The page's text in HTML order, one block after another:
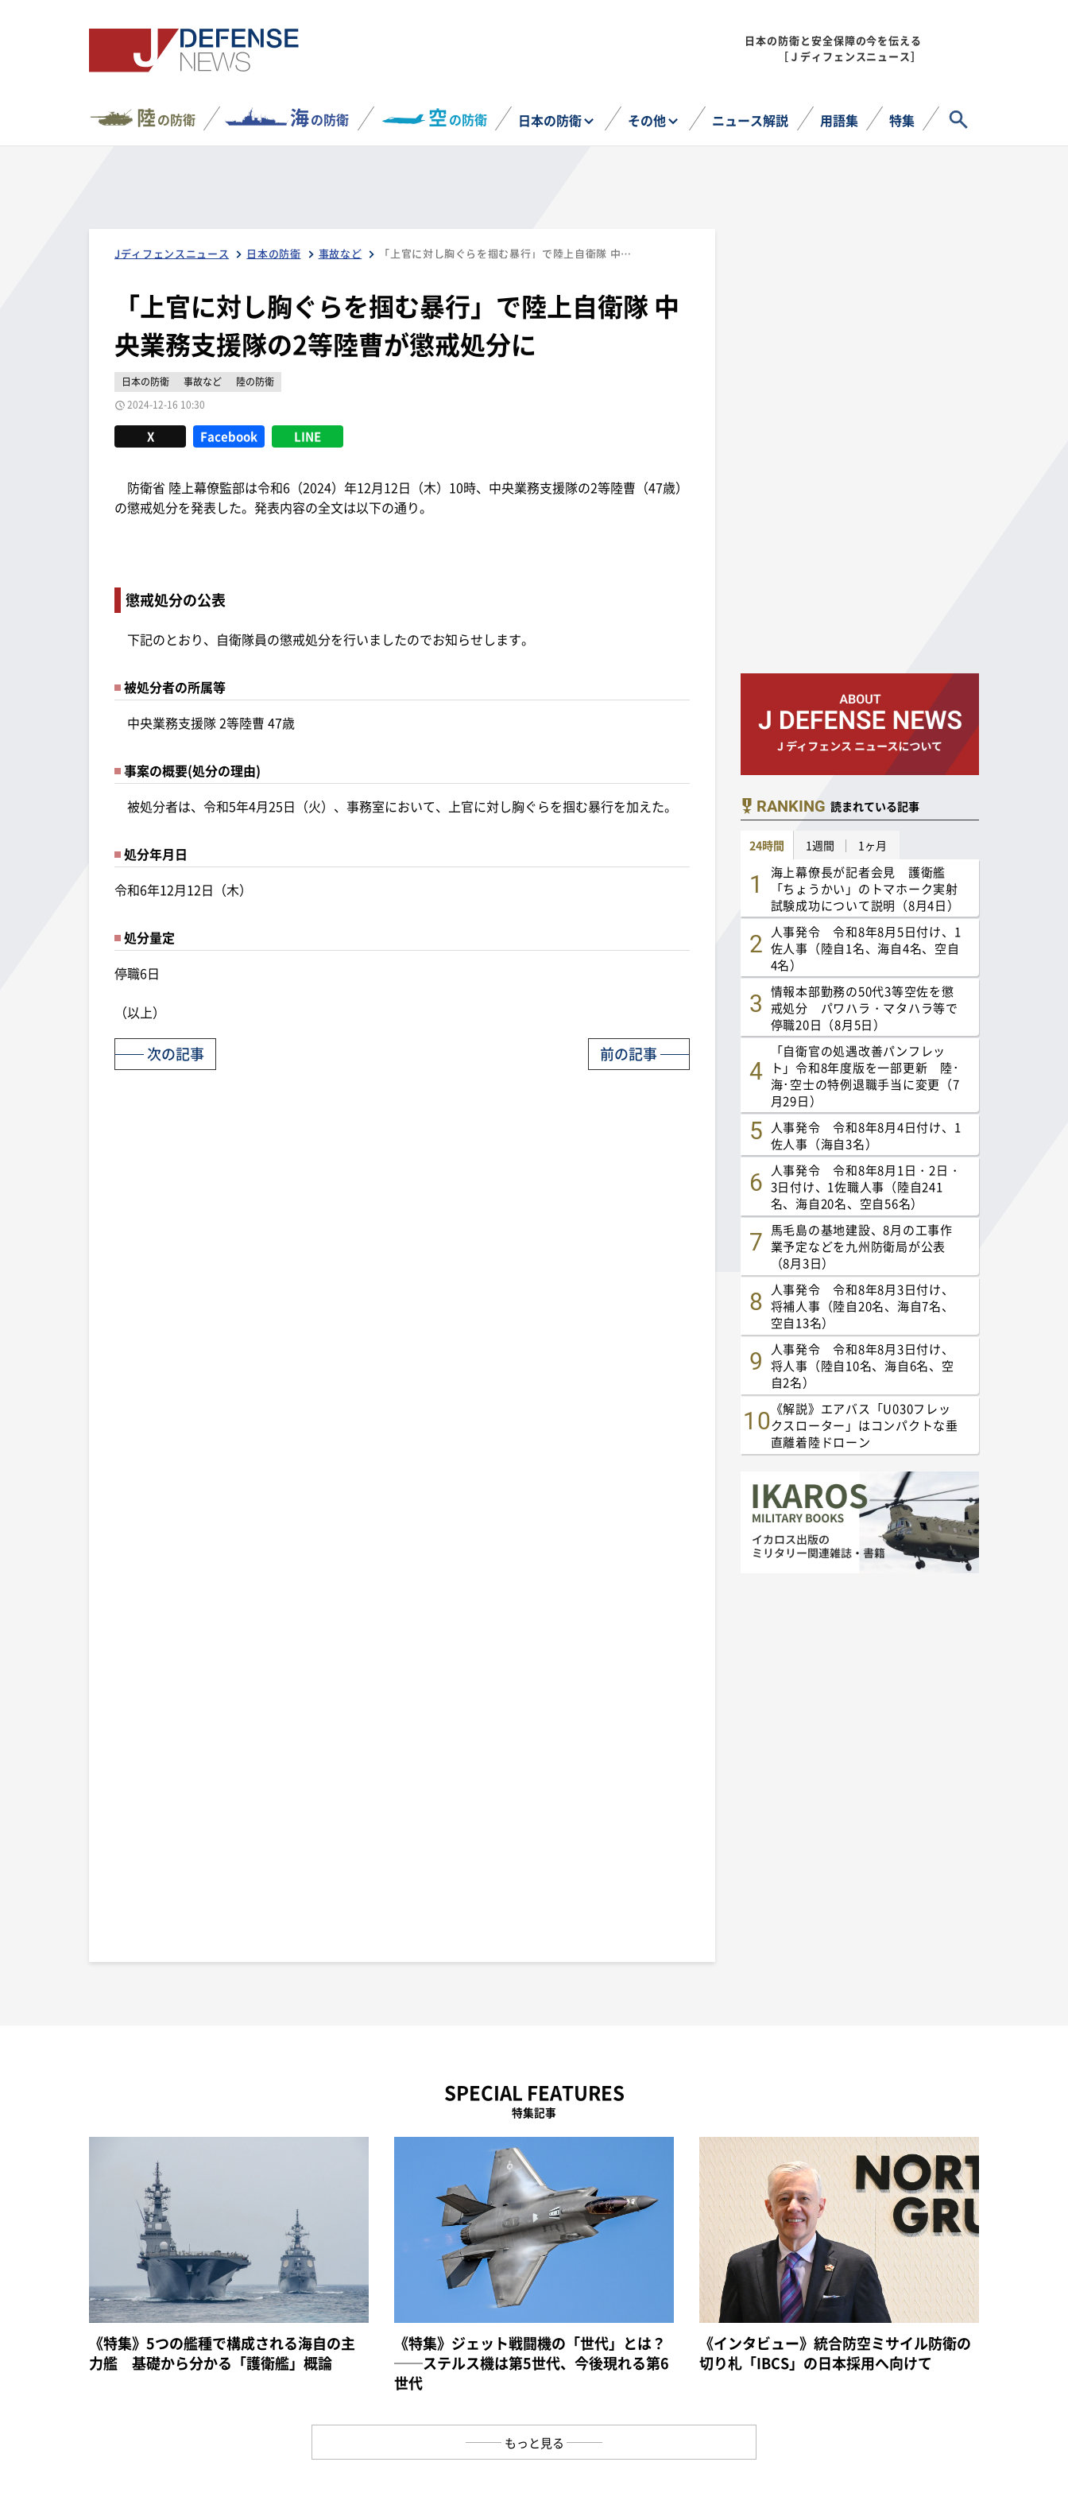
日本の防衛と安全保障の今を伝える
［Ｊディフェンスニュース］
陸の防衛 海の防衛 空の防衛 日本の防衛 その他 ニュース解説 用語集 特集
Jディフェンスニュース 日本の防衛 事故など 「上官に対し胸ぐらを掴む暴行」で陸上自衛隊 中央業務支援隊の2等陸曹が懲戒処分に
「上官に対し胸ぐらを掴む暴行」で陸上自衛隊 中
央業務支援隊の2等陸曹が懲戒処分に
日本の防衛 事故など
陸の防衛
2024-12-16 10:30
X Facebook LINE
防衛省 陸上幕僚監部は令和6（2024）年12月12日（木）10時、中央業務支援隊の2等陸曹（47歳）
の懲戒処分を発表した。発表内容の全文は以下の通り。
懲戒処分の公表
下記のとおり、自衛隊員の懲戒処分を行いましたのでお知らせします。
被処分者の所属等
中央業務支援隊 2等陸曹 47歳
事案の概要(処分の理由)
被処分者は、令和5年4月25日（火）、事務室において、上官に対し胸ぐらを掴む暴行を加えた。
処分年月日
令和6年12月12日（木）
処分量定
停職6日
（以上）
前の記事
次の記事
RANKING 読まれている記事
24時間 1週間 1ヶ月
海上幕僚長が記者会見 護衛艦
「ちょうかい」のトマホーク実射
試験成功について説明（8月4日）
人事発令 令和8年8月5日付け、1
佐人事（陸自1名、海自4名、空自
4名）
情報本部勤務の50代3等空佐を懲
戒処分 パワハラ・マタハラ等で
停職20日（8月5日）
「自衛官の処遇改善パンフレッ
ト」令和8年度版を一部更新 陸･
海･空士の特例退職手当に変更（7
月29日）
人事発令 令和8年8月4日付け、1
佐人事（海自3名）
人事発令 令和8年8月1日・2日・
3日付け、1佐職人事（陸自241
名、海自20名、空自56名）
馬毛島の基地建設、8月の工事作
業予定などを九州防衛局が公表
（8月3日）
人事発令 令和8年8月3日付け、
将補人事（陸自20名、海自7名、
空自13名）
人事発令 令和8年8月3日付け、
将人事（陸自10名、海自6名、空
自2名）
《解説》エアバス「U030フレッ
クスローター」はコンパクトな垂
直離着陸ドローン
SPECIAL FEATURES
特集記事
《特集》5つの艦種で構成される海自の主
力艦 基礎から分かる「護衛艦」概論
《特集》ジェット戦闘機の「世代」とは？
──ステルス機は第5世代、今後現れる第6
世代
《インタビュー》統合防空ミサイル防衛の
切り札「IBCS」の日本採用へ向けて
もっと見る